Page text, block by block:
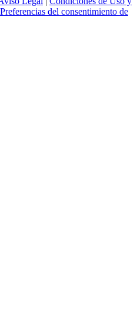
Preferencias del consentimiento de